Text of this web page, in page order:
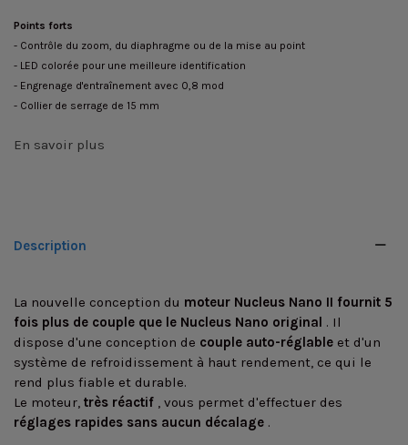
Points forts
- Contrôle du zoom, du diaphragme ou de la mise au point
- LED colorée pour une meilleure identification
- Engrenage d'entraînement avec 0,8 mod
- Collier de serrage de 15 mm
En savoir plus
Description
La nouvelle conception du moteur Nucleus Nano II fournit 5
fois plus de couple que le Nucleus Nano original . Il
dispose d'une conception de couple auto-réglable et d'un
système de refroidissement à haut rendement, ce qui le
rend plus fiable et durable.
Le moteur, très réactif , vous permet d'effectuer des
réglages rapides sans aucun décalage .